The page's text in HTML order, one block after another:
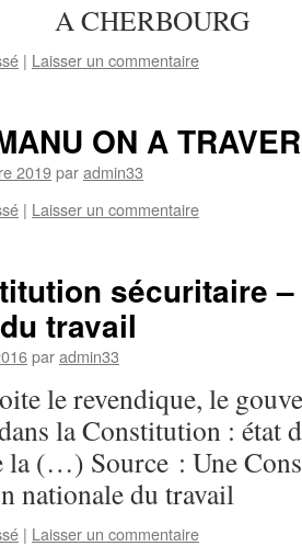
A CHERBOURG
| Laisser un commentaire
ON A
2019paradmin33
| Laisser un commentaire
sécuritaire
travail
paradmin33
le revendique, le
la Constitution : état
la (…) Source : Une
nationale du travail
| Laisser un commentaire